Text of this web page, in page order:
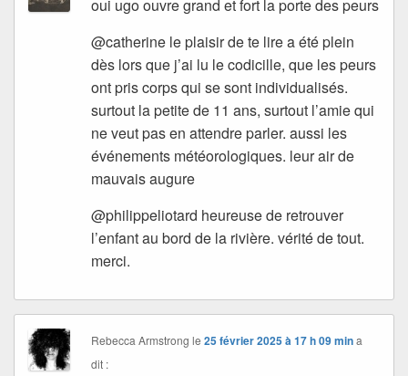
oui ugo ouvre grand et fort la porte des peurs
@catherine le plaisir de te lire a été plein
dès lors que j’ai lu le codicille, que les peurs
ont pris corps qui se sont individualisés.
surtout la petite de 11 ans, surtout l’amie qui
ne veut pas en attendre parler. aussi les
événements météorologiques. leur air de
mauvais augure
@philippeliotard heureuse de retrouver
l’enfant au bord de la rivière. vérité de tout.
merci.
Rebecca Armstrong le25 février 2025 à 17 h 09 min a
dit :